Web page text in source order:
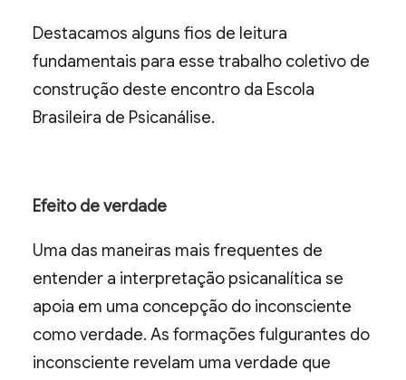
Destacamos alguns fios de leitura
fundamentais para esse trabalho coletivo de
construção deste encontro da Escola
Brasileira de Psicanálise.
Efeito de verdade
Uma das maneiras mais frequentes de
entender a interpretação psicanalítica se
apoia em uma concepção do inconsciente
como verdade. As formações fulgurantes do
inconsciente revelam uma verdade que